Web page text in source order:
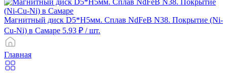
Магнитный диск D5*H5мм. Сплав NdFeB N38. Покрытие (Ni-
Cu-Ni) в Самаре 5.93 ₽ / шт.
Главная